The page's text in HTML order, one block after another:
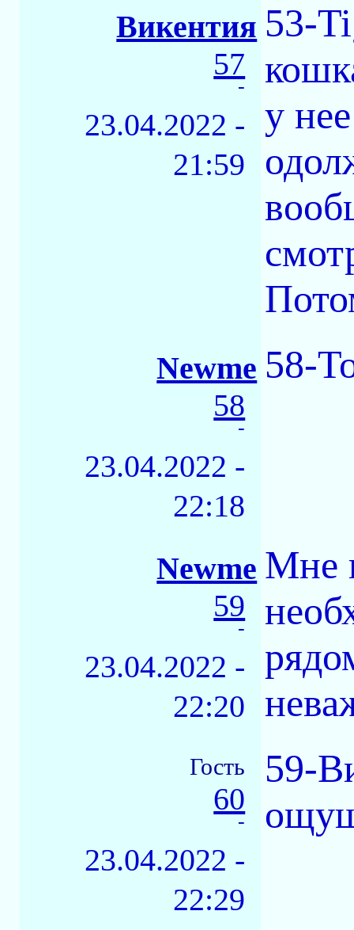
Викентия
57
-
23.04.2022 -
21:59
53-
у
Newme
58
-
23.04.2022 -
22:18
58-
Newme
59
-
23.04.2022 -
22:20
Мне
Гость
60
-
23.04.2022 -
22:29
59-